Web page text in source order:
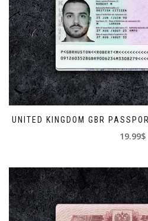
UNITED KINGDOM GBR
19.99$